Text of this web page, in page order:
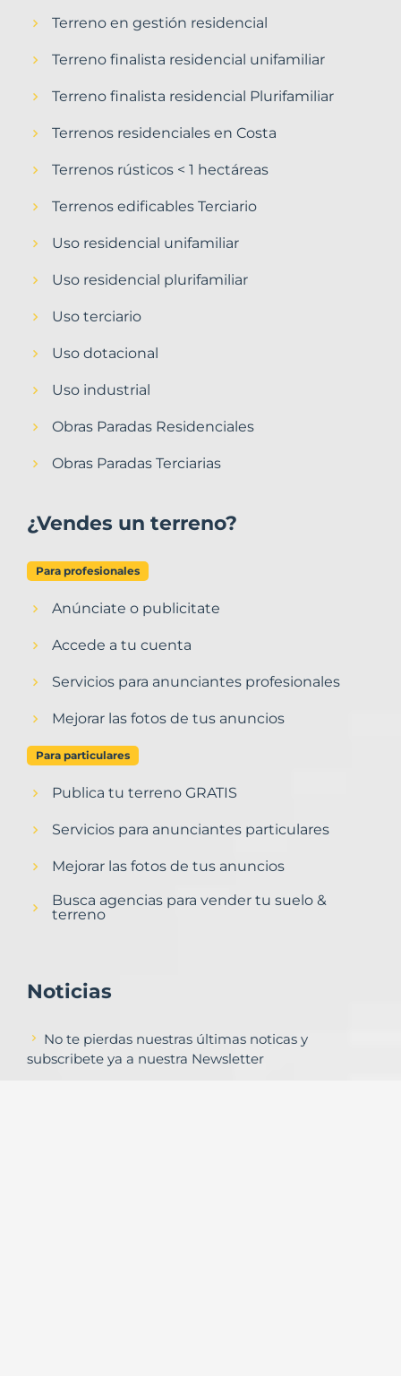
Terreno en gestión residencial
Terreno finalista residencial unifamiliar
Terreno finalista residencial Plurifamiliar
Terrenos residenciales en Costa
Terrenos rústicos < 1 hectáreas
Terrenos edificables Terciario
Uso residencial unifamiliar
Uso residencial plurifamiliar
Uso terciario
Uso dotacional
Uso industrial
Obras Paradas Residenciales
Obras Paradas Terciarias
¿Vendes un terreno?
Para profesionales
Anúnciate o publicitate
Accede a tu cuenta
Servicios para anunciantes profesionales
Mejorar las fotos de tus anuncios
Para particulares
Publica tu terreno GRATIS
Servicios para anunciantes particulares
Mejorar las fotos de tus anuncios
Busca agencias para vender tu suelo &
terreno
Noticias
No te pierdas nuestras últimas noticas y
subscribete ya a nuestra Newsletter